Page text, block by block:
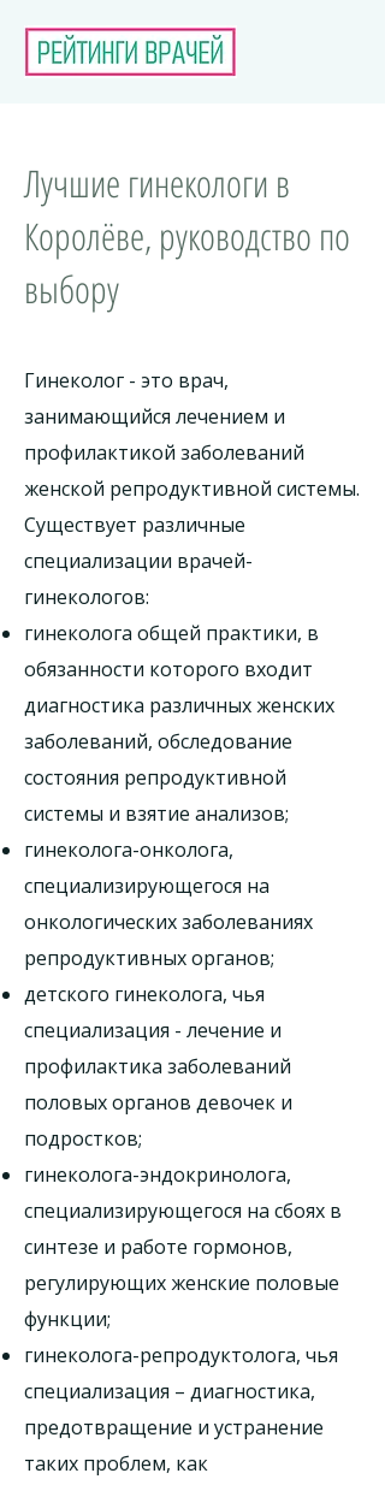
Лучшие гинекологи в
Королёве, руководство по
выбору
Гинеколог - это врач,
занимающийся лечением и
профилактикой заболеваний
женской репродуктивной системы.
Существует различные
специализации врачей-
гинекологов:
гинеколога общей практики, в
обязанности которого входит
диагностика различных женских
заболеваний, обследование
состояния репродуктивной
системы и взятие анализов;
гинеколога-онколога,
специализирующегося на
онкологических заболеваниях
репродуктивных органов;
детского гинеколога, чья
специализация - лечение и
профилактика заболеваний
половых органов девочек и
подростков;
гинеколога-эндокринолога,
специализирующегося на сбоях в
синтезе и работе гормонов,
регулирующих женские половые
функции;
гинеколога-репродуктолога, чья
специализация – диагностика,
предотвращение и устранение
таких проблем, как